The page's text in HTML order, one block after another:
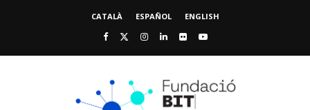
CATALÀ ESPAÑOL ENGLISH